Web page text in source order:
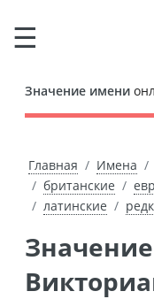
Значение имени
Главная Имена
британские
латинские
Значение имени